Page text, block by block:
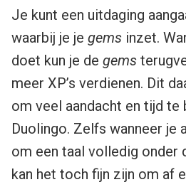
Je kunt een uitdaging
waarbij je je gems inzet.
doet kun je de gems
meer XP’s verdienen. Dit
om veel aandacht en tijd te
Duolingo. Zelfs wanneer je
om een taal volledig onder
kan het toch fijn zijn om af